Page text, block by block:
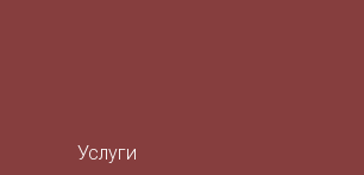
Услуги